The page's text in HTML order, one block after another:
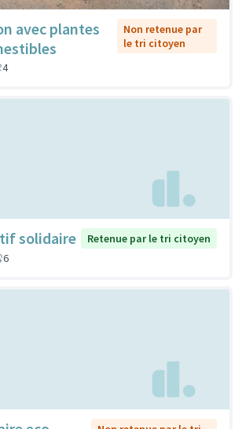
avec plantes
Non retenue par
le tri citoyen
4
solidaire
Retenue par le tri citoyen
6